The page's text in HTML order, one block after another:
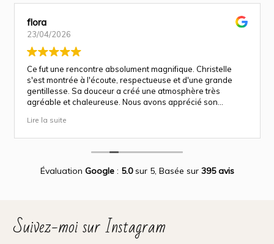
flora
23/04/2026
Ce fut une rencontre absolument magnifique. Christelle
s'est montrée à l'écoute, respectueuse et d'une grande
gentillesse. Sa douceur a créé une atmosphère très
agréable et chaleureuse. Nous avons apprécié son
(grossesse et naissance). Ce fut une expérience des plus
Encore merci infiniment.
Lire la suite
Évaluation Google: 5.0sur 5, Basée sur 395 avis
Suivez-moi sur Instagram